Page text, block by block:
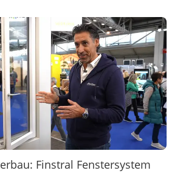
Finstral Fenstersystem